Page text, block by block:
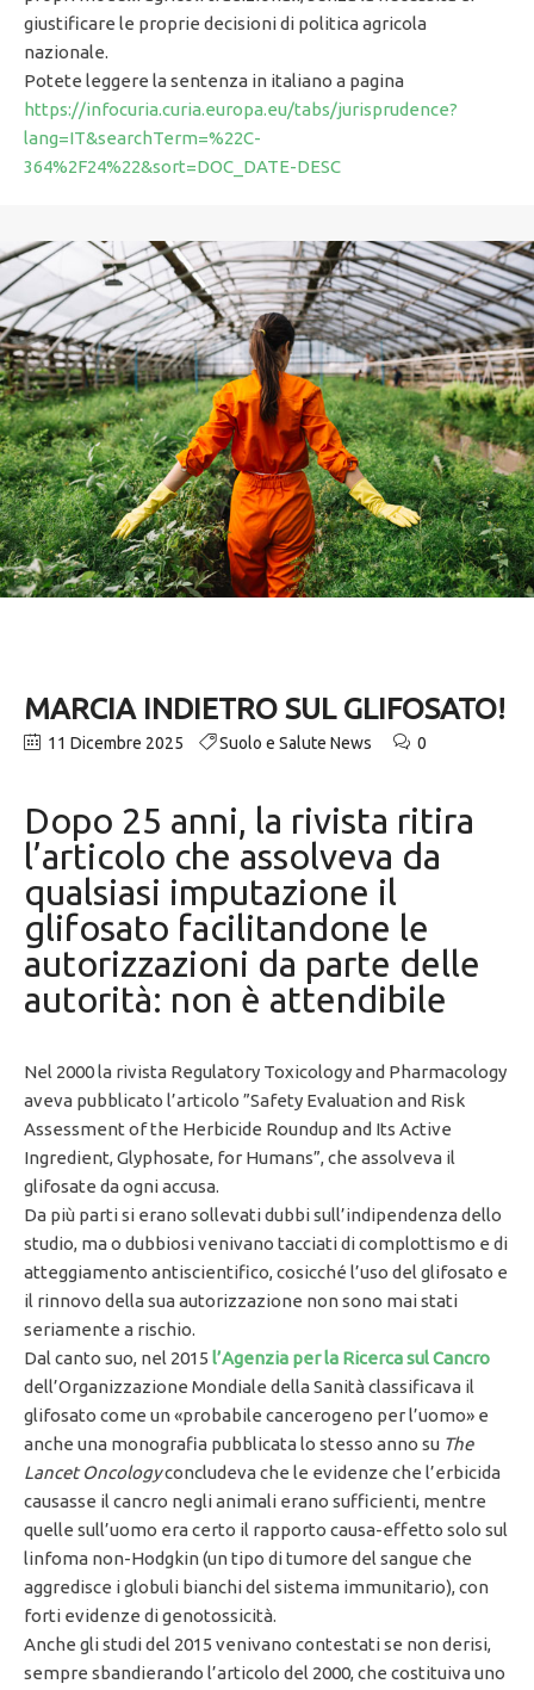
giustificare le proprie decisioni di politica agricola
nazionale.
Potete leggere la sentenza in italiano a pagina
https://infocuria.curia.europa.eu/tabs/jurisprudence?
lang=IT&searchTerm=%22C-
364%2F24%22&sort=DOC_DATE-DESC
MARCIA INDIETRO SUL GLIFOSATO!
11 Dicembre 2025 Suolo e Salute News 0
Dopo 25 anni, la rivista ritira
l’articolo che assolveva da
qualsiasi imputazione il
glifosato facilitandone le
autorizzazioni da parte delle
autorità: non è attendibile
Nel 2000 la rivista Regulatory Toxicology and Pharmacology
aveva pubblicato l’articolo ”Safety Evaluation and Risk
Assessment of the Herbicide Roundup and Its Active
Ingredient, Glyphosate, for Humans”, che assolveva il
glifosate da ogni accusa.
Da più parti si erano sollevati dubbi sull’indipendenza dello
studio, ma o dubbiosi venivano tacciati di complottismo e di
atteggiamento antiscientifico, cosicché l’uso del glifosato e
il rinnovo della sua autorizzazione non sono mai stati
seriamente a rischio.
Dal canto suo, nel 2015 l’Agenzia per la Ricerca sul Cancro
dell’Organizzazione Mondiale della Sanità classificava il
glifosato come un «probabile cancerogeno per l’uomo» e
anche una monografia pubblicata lo stesso anno su The
Lancet Oncologyconcludeva che le evidenze che l’erbicida
causasse il cancro negli animali erano sufficienti, mentre
quelle sull’uomo era certo il rapporto causa-effetto solo sul
linfoma non-Hodgkin (un tipo di tumore del sangue che
aggredisce i globuli bianchi del sistema immunitario), con
forti evidenze di genotossicità.
Anche gli studi del 2015 venivano contestati se non derisi,
sempre sbandierando l’articolo del 2000, che costituiva uno